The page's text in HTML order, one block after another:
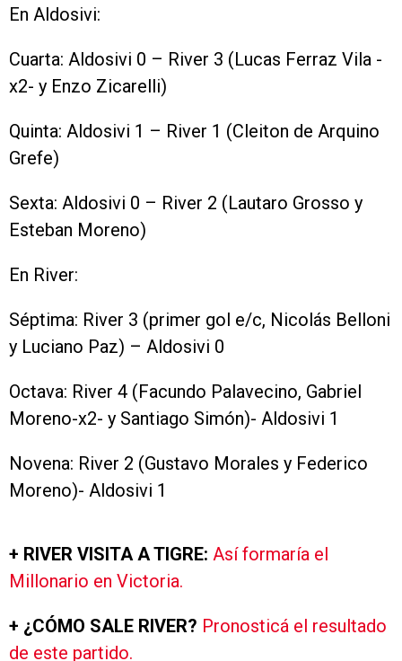
En Aldosivi:
Cuarta: Aldosivi 0 – River 3 (Lucas Ferraz Vila -
x2- y Enzo Zicarelli)
Quinta: Aldosivi 1 – River 1 (Cleiton de Arquino
Grefe)
Sexta: Aldosivi 0 – River 2 (Lautaro Grosso y
Esteban Moreno)
En River:
Séptima: River 3 (primer gol e/c, Nicolás Belloni
y Luciano Paz) – Aldosivi 0
Octava: River 4 (Facundo Palavecino, Gabriel
Moreno-x2- y Santiago Simón)- Aldosivi 1
Novena: River 2 (Gustavo Morales y Federico
Moreno)- Aldosivi 1
+ RIVER VISITA A TIGRE: Así formaría el
Millonario en Victoria.
+ ¿CÓMO SALE RIVER? Pronosticá el resultado
de este partido.